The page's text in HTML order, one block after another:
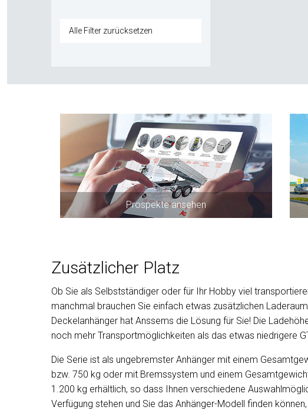
Alle Filter zurücksetzen
Prospekte ansehen
Zusätzlicher Platz
Ob Sie als Selbstständiger oder für Ihr Hobby viel
manchmal brauchen Sie einfach etwas zusätzlichen
Deckelanhänger hat Anssems die Lösung für Sie! Die
noch mehr Transportmöglichkeiten als das etwas niedrigere
Die Serie ist als ungebremster Anhänger mit einem
bzw. 750 kg oder mit Bremssystem und einem
1.200 kg erhältlich, so dass Ihnen verschiedene
Verfügung stehen und Sie das Anhänger-Modell finden